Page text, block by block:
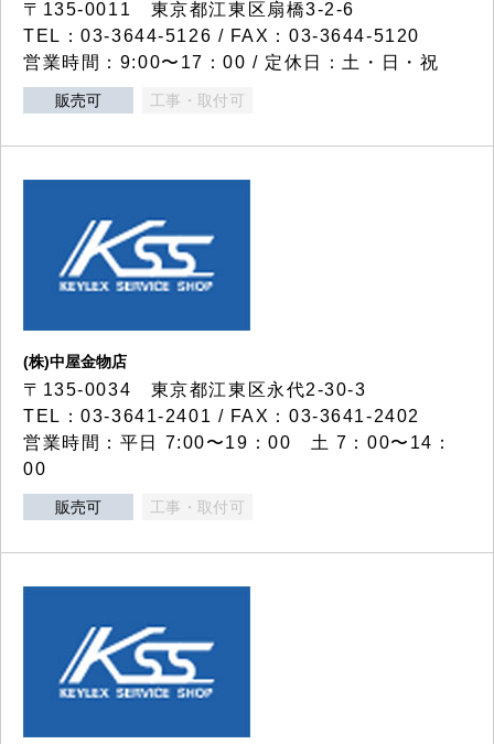
〒135-0011 東京都江東区扇橋3-2-6
TEL：03-3644-5126 / FAX：03-3644-5120
営業時間：9:00〜17：00 / 定休日：土・日・祝
販売可 工事・取付可
(株)中屋金物店
〒135-0034 東京都江東区永代2-30-3
TEL：03-3641-2401 / FAX：03-3641-2402
営業時間：平日 7:00〜19：00 土 7：00〜14：
00
販売可 工事・取付可